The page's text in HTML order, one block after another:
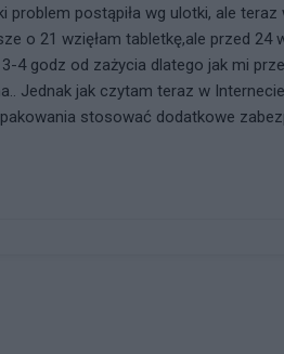
problem postąpiła wg ulotki, ale
o 21 wzięłam tabletkę,ale przed 24
4 godz od zażycia dlatego jak mi
Jednak jak czytam teraz w
stosować dodatkowe